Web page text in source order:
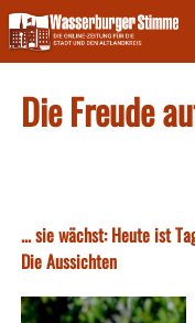
Skip
to
content
Die Freude
... sie wächst: Heute ist
Die Aussichten